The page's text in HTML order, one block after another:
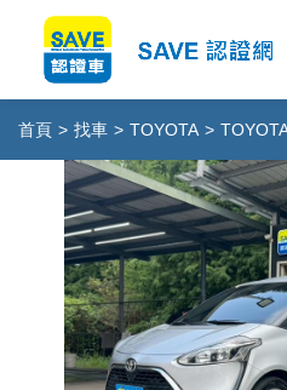
首頁 > 找車 > TOYOTA >